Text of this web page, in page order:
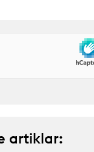
artiklar: